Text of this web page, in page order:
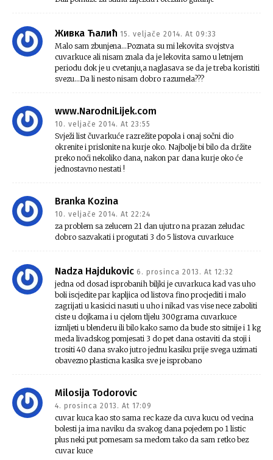
Живка Ћалић 15. veljače 2014. At 09:33
Malo sam zbunjena…Poznata su mi lekovita svojstva
cuvarkuce ali nisam znala da je lekovita samo u letnjem
periodu dok je u cvetanju,a naglasava se da je treba koristiti
svezu…Da li nesto nisam dobro razumela???
www.NarodniLijek.com
10. veljače 2014. At 23:55
Svježi list čuvarkuće razrežite popola i onaj sočni dio
okrenite i prislonite na kurje oko. Najbolje bi bilo da držite
preko noći nekoliko dana, nakon par dana kurje oko će
jednostavno nestati !
Branka Kozina
10. veljače 2014. At 22:24
za problem sa zelucem 21 dan ujutro na prazan zeludac
dobro sazvakati i progutati 3 do 5 listova cuvarkuce
Nadza Hajdukovic 6. prosinca 2013. At 12:32
jedna od dosad isprobanih biljki je cuvarkuca kad vas uho
boli iscjedite par kapljica od listova fino procjediti i malo
zagrijati u kasicici nasuti u uho i nikad vas vise nece zaboliti
ciste u dojkama i u cjelom tljelu 300grama cuvarkuce
izmljeti u blenderu ili bilo kako samo da bude sto sitnije i 1 kg
meda livadskog pomjesati 3 do pet dana ostaviti da stoji i
trositi 40 dana svako jutro jednu kasiku prije svega uzimati
obavezno plasticna kasika sve je isprobano
Milosija Todorovic
4. prosinca 2013. At 17:09
cuvar kuca kao sto sama rec kaze da cuva kucu od vecina
bolesti ja ima naviku da svakog dana pojedem po 1 listic
plus neki put pomesam sa medom tako da sam retko bez
cuvar kuce